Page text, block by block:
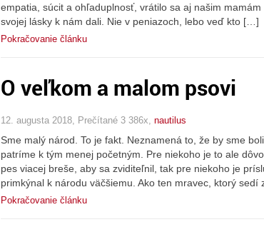
empatia, súcit a ohľaduplnosť, vrátilo sa aj našim
svojej lásky k nám dali. Nie v peniazoch, lebo veď kto […]
Pokračovanie článku
O veľkom a malom psovi
12. augusta 2018, Prečítané 3 386x, nautilus
Sme malý národ. To je fakt. Neznamená to, že by sme
patríme k tým menej početným. Pre niekoho je to ale
pes viacej breše, aby sa zviditeľnil, tak pre niekoho je
primkýnal k národu väčšiemu. Ako ten mravec, ktorý
Pokračovanie článku